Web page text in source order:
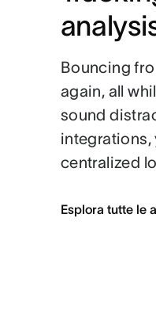
Bouncing
again, all
sound
integrations,
centralized
Esplora tutte le